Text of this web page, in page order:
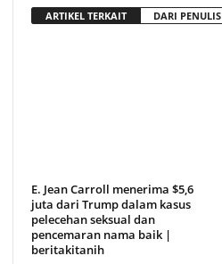
ARTIKEL TERKAIT DARI PENULIS
E. Jean Carroll menerima $5,6
juta dari Trump dalam kasus
pelecehan seksual dan
pencemaran nama baik |
beritakitanih